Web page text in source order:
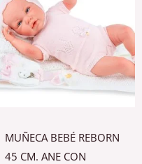
MUÑECA BEBÉ REBORN
45 CM. ANE CON